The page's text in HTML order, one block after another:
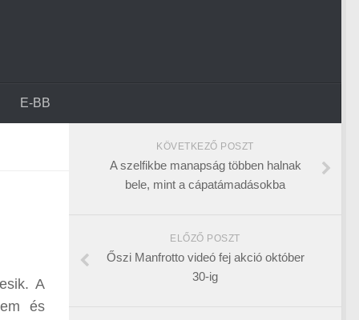
E-BB
A
és
KÖVETKEZŐ POSZT
A szelfikbe manapság többen halnak
bele, mint a cápatámadásokba
ELŐZŐ POSZT
Őszi Manfrotto videó fej akció október
30-ig